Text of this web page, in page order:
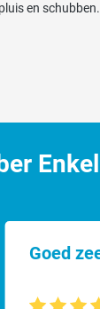
en schubben.
Goed